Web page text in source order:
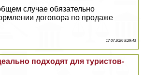
случае обязательно
договора по продаже
17 07 2026 8:29:43
подходят для туристов-